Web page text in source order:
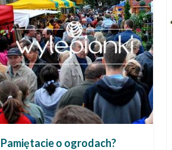
Pamiętacie o ogrodach?